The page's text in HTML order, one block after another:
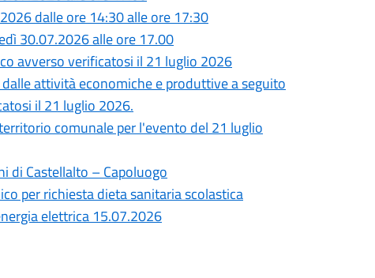
dalle ore 14:30 alle ore 17:30
30.07.2026 alle ore 17.00
avverso verificatosi il 21 luglio 2026
attività economiche e produttive a seguito
il 21 luglio 2026.
comunale per l'evento del 21 luglio
di Castellalto – Capoluogo
per richiesta dieta sanitaria scolastica
elettrica 15.07.2026